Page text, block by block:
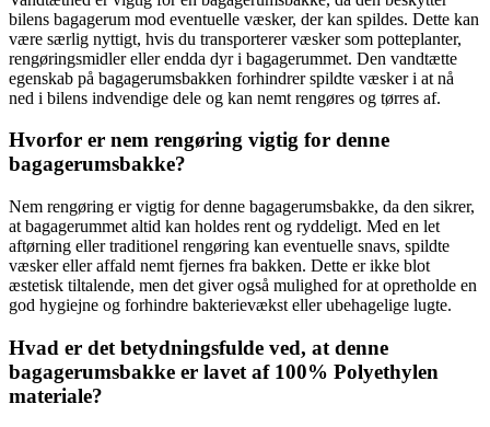
bilens bagagerum mod eventuelle væsker, der kan spildes. Dette kan
være særlig nyttigt, hvis du transporterer væsker som potteplanter,
rengøringsmidler eller endda dyr i bagagerummet. Den vandtætte
egenskab på bagagerumsbakken forhindrer spildte væsker i at nå
ned i bilens indvendige dele og kan nemt rengøres og tørres af.
Hvorfor er nem rengøring vigtig for denne
bagagerumsbakke?
Nem rengøring er vigtig for denne bagagerumsbakke, da den sikrer,
at bagagerummet altid kan holdes rent og ryddeligt. Med en let
aftørning eller traditionel rengøring kan eventuelle snavs, spildte
væsker eller affald nemt fjernes fra bakken. Dette er ikke blot
æstetisk tiltalende, men det giver også mulighed for at opretholde en
god hygiejne og forhindre bakterievækst eller ubehagelige lugte.
Hvad er det betydningsfulde ved, at denne
bagagerumsbakke er lavet af 100% Polyethylen
materiale?